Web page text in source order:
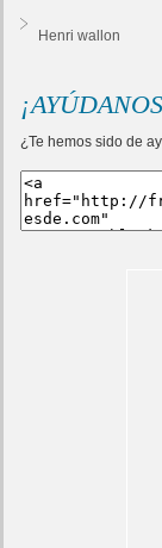
Henri wallon
¿Te hemos sido de